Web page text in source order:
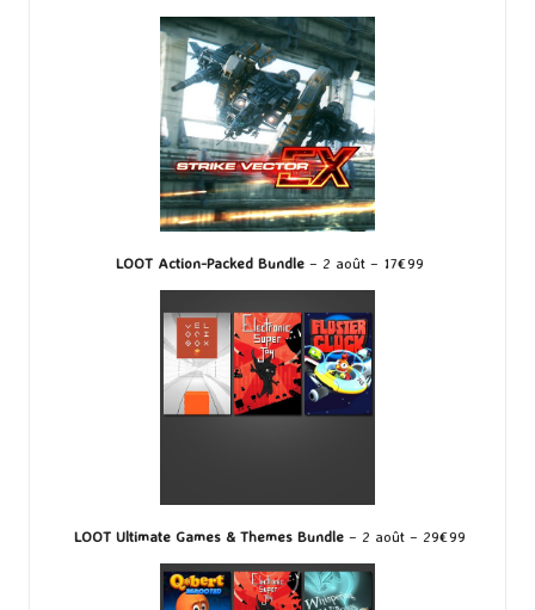
LOOT Action-Packed Bundle – 2 août – 17€99
LOOT Ultimate Games & Themes Bundle – 2 août – 29€99